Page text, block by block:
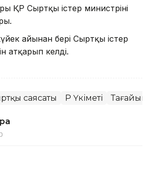
ҚР Сыртқы істер министрінің
айынан бері Сыртқы істер
атқарып келді.
саясаты ҚР Үкіметі